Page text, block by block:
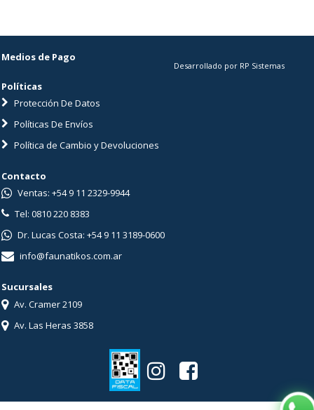
Medios de Pago
Políticas
Protección De Datos
Políticas De Envíos
Política de Cambio y Devoluciones
Desarrollado por RP Sistemas
Contacto
Ventas: +54 9 11 2329-9944
Tel: 0810 220 8383
Dr. Lucas Costa: +54 9 11 3189-0600
info@faunatikos.com.ar
Sucursales
Av. Cramer 2109
Av. Las Heras 3858